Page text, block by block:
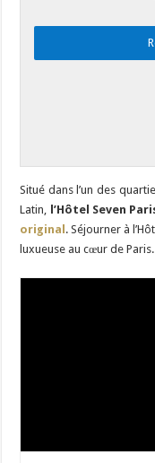
Situé dans l’un des
Latin,
l’Hôtel Seven
original . Séjourner à
luxueuse au cœur de Paris.